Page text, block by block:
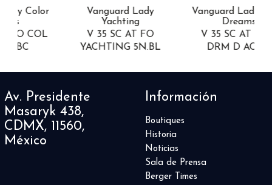
Vanguard Lady
V 35 SC AT FO
YACHTING 5N.BL
Vanguard Lady Color
V 35 SC AT FO L
DRM D AC.BC
Av. Presidente
Masaryk 438,
CDMX, 11560,
México
Información
Boutiques
Historia
Noticias
Sala de Prensa
Berger Times